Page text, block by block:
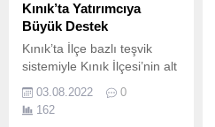
Kınık’ta Yatırımcıya
Büyük Destek
Kınık’ta İlçe bazlı teşvik
sistemiyle Kınık İlçesi’nin alt
yararlanabileceği yönündeki
kararın ardından çalışmalar
03.08.2022
0
162